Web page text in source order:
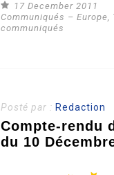
17 December 2011
Communiqués – Europe,
communiqués
Posté par : Redaction
Compte-rendu
du 10